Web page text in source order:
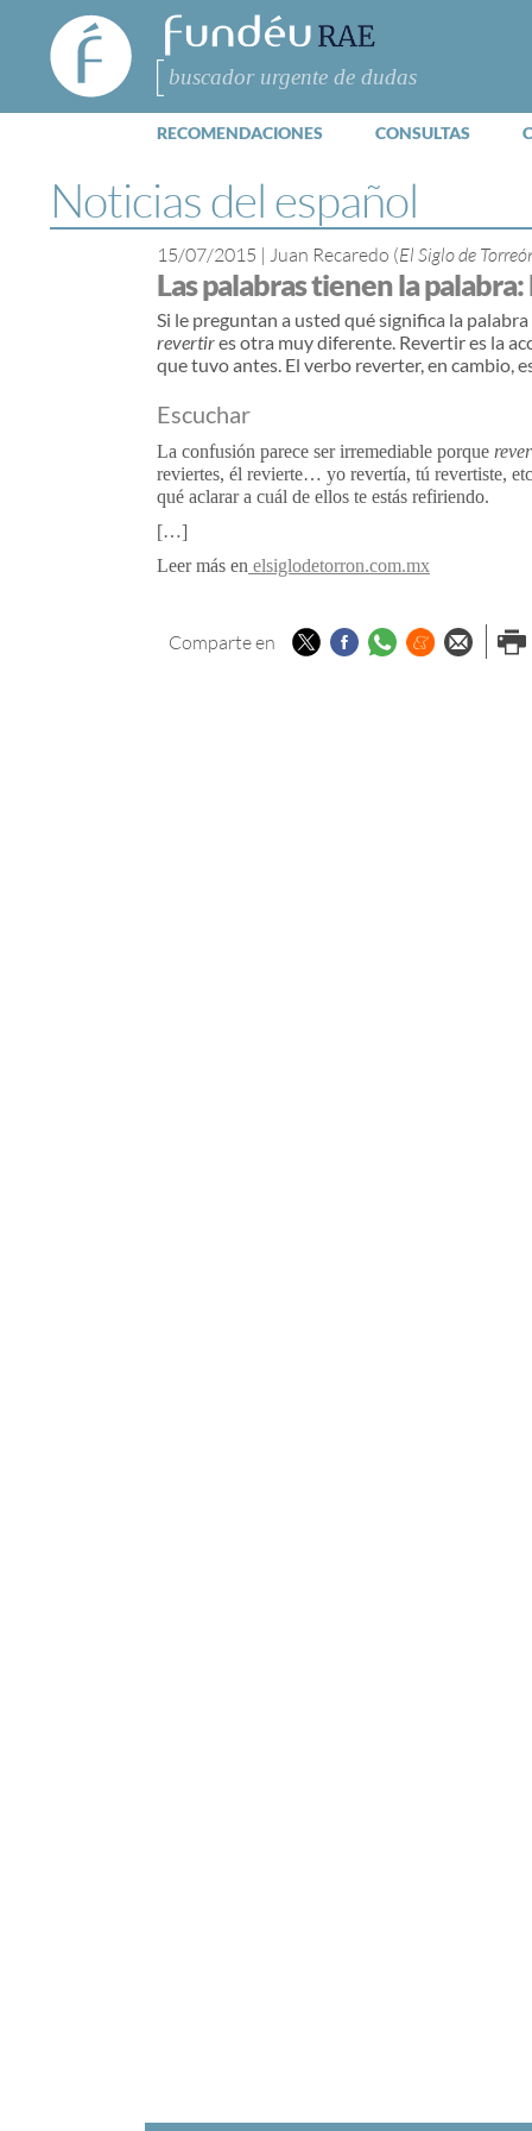
FundéuRAE
- Fundación
del Español
Urgente
Buscar
RECOMENDACIONES CONSULTAS
Noticias del español
15/07/2015 | Juan Recaredo (El Siglo de
Las palabras tienen la
Si le preguntan a usted qué significa la
revertires otra muy diferente. Revertir es la
que tuvo antes. El verbo reverter, en cambio,
Escuchar
La confusión parece ser irremediable porque
reviertes, él revierte… yo revertía, tú revertiste,
qué aclarar a cuál de ellos te estás refiriendo.
[…]
Leer más en elsiglodetorron.com.mx
Comparte en TwitterFacebook
Whatsapp
Menéame
Enviar